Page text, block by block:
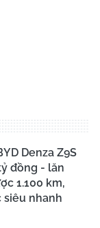
Denza Z9S
đồng - lăn
1.100 km,
siêu nhanh